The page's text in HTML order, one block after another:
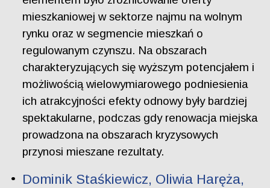
mieszkaniowej w sektorze najmu na wolnym
rynku oraz w segmencie mieszkań o
regulowanym czynszu. Na obszarach
charakteryzujących się wyższym potencjałem i
możliwością wielowymiarowego podniesienia
ich atrakcyjności efekty odnowy były bardziej
spektakularne, podczas gdy renowacja miejska
prowadzona na obszarach kryzysowych
przynosi mieszane rezultaty.
Dominik Staśkiewicz, Oliwia Haręża,